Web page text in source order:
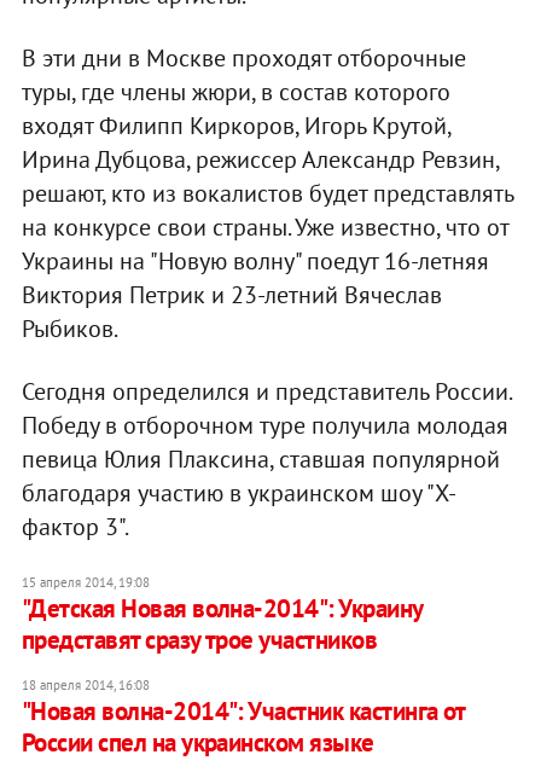
В эти дни в Москве проходят отборочные
туры, где члены жюри, в состав которого
входят Филипп Киркоров, Игорь Крутой,
Ирина Дубцова, режиссер Александр Ревзин,
решают, кто из вокалистов будет представлять
на конкурсе свои страны. Уже известно, что от
Украины на "Новую волну" поедут 16-летняя
Виктория Петрик и 23-летний Вячеслав
Рыбиков.
Сегодня определился и представитель России.
Победу в отборочном туре получила молодая
певица Юлия Плаксина, ставшая популярной
благодаря участию в украинском шоу "Х-
фактор 3".
15 апреля 2014, 19:08
"Детская Новая волна-2014": Украину
представят сразу трое участников
18 апреля 2014, 16:08
"Новая волна-2014": Участник кастинга от
России спел на украинском языке